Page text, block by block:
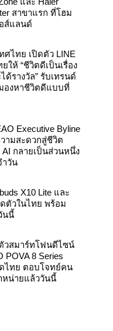
สาขาแรก ที่โฮม
ส์แลนด์
ศไทย เปิดตัว LINE
ให้ “ชีวิตดีเป็นเรื่อง
ด้รางวัล” รับเทรนด์
องหาชีวิตดีแบบที่
Executive Byline
ามสะดวกสู่ชีวิต
AI กลายเป็นส่วนหนึ่ง
ำวัน
X10 Lite และ
ดตัวในไทย พร้อม
นนี้
วสมาร์ทโฟนดีไซน์
POVA 8 Series
ไทย ตอบโจทย์คน
หน่ายแล้ววันนี้